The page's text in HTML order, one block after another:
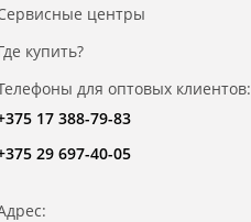
центры
купить?
для оптовых клиентов:
17 388-79-83
29 697-40-05